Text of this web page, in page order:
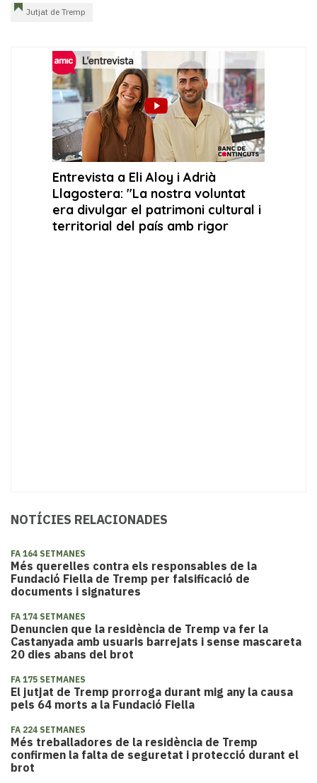
Jutjat de Tremp
NOTÍCIES RELACIONADES
FA 164 SETMANES
Més querelles contra els responsables de la
Fundació Fiella de Tremp per falsificació de
documents i signatures
FA 174 SETMANES
Denuncien que la residència de Tremp va fer la
Castanyada amb usuaris barrejats i sense mascareta
20 dies abans del brot
FA 175 SETMANES
El jutjat de Tremp prorroga durant mig any la causa
pels 64 morts a la Fundació Fiella
FA 224 SETMANES
Més treballadores de la residència de Tremp
confirmen la falta de seguretat i protecció durant el
brot